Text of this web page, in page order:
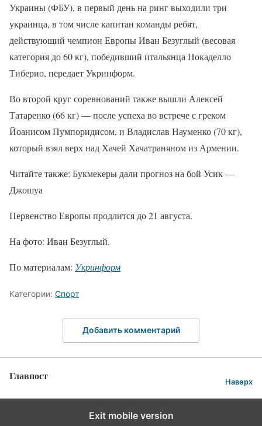
Украины (ФБУ), в первый день на ринг выходили три
украинца, в том числе капитан команды ребят,
действующий чемпион Европы Иван Безуглый (весовая
категория до 60 кг), победивший итальянца Нокаделло
Тиберио, передает Укринформ.
Во второй круг соревнований также вышли Алексей
Татаренко (66 кг) — после успеха во встрече с греком
Йоанисом Пумпоридисом, и Владислав Науменко (70 кг),
который взял верх над Хачей Хачатраняном из Армении.
Читайте также: Букмекеры дали прогноз на бой Усик —
Джошуа
Первенство Европы продлится до 21 августа.
На фото: Иван Безуглый.
По материалам: Укринформ
Категории: Спорт
Добавить комментарий
Главпост Наверх
Exit mobile version